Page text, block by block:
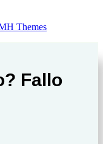
Themes
Fallo